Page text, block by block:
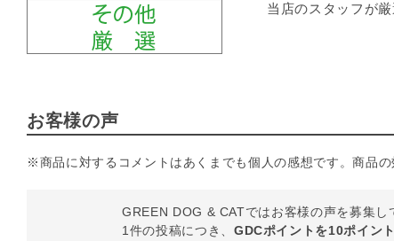
当店のスタッフが
お客様の声
※商品に対するコメントはあくまでも個人の感想です。商品の
GREEN DOG & CATではお客様の声を募集し
1件の投稿につき、 GDCポイントを10ポイン